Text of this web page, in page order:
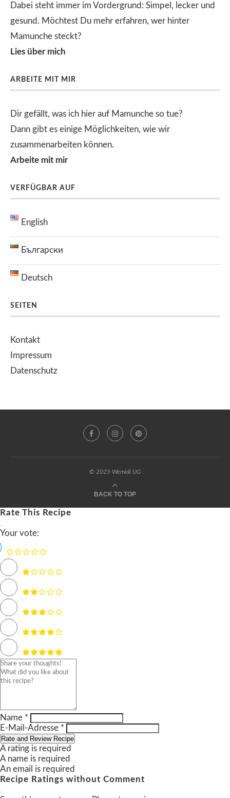
Dabei steht immer im Vordergrund: Simpel, lecker und
gesund. Möchtest Du mehr erfahren, wer hinter
Mamunche steckt?
Lies über mich
ARBEITE MIT MIR
Dir gefällt, was ich hier auf Mamunche so tue?
Dann gibt es einige Möglichkeiten, wie wir
zusammenarbeiten können.
Arbeite mit mir
VERFÜGBAR AUF
English
Български
Deutsch
SEITEN
Kontakt
Impressum
Datenschutz
© 2025 Wemidi UG
BACK TO TOP
Rate This Recipe
Your vote:
Name *
E-Mail-Adresse *
Rate and Review Recipe
A rating is required
A name is required
An email is required
Recipe Ratings without Comment